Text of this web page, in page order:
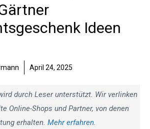
Ideen
April 24, 2025
durch Leser unterstützt. Wir verlinken
Online-Shops und Partner, von denen
erhalten. Mehr erfahren.